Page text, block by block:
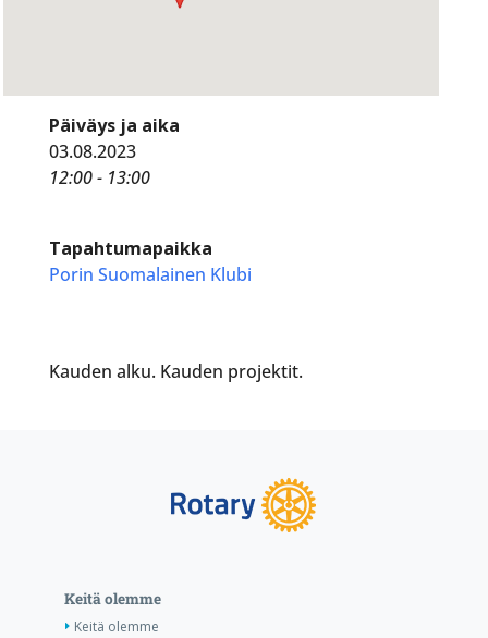
Päiväys ja aika
03.08.2023
12:00 - 13:00
Tapahtumapaikka
Porin Suomalainen Klubi
Kauden alku. Kauden projektit.
Keitä olemme
Keitä olemme